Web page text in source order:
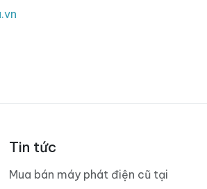
Tin tức
Mua bán máy phát điện cũ tại